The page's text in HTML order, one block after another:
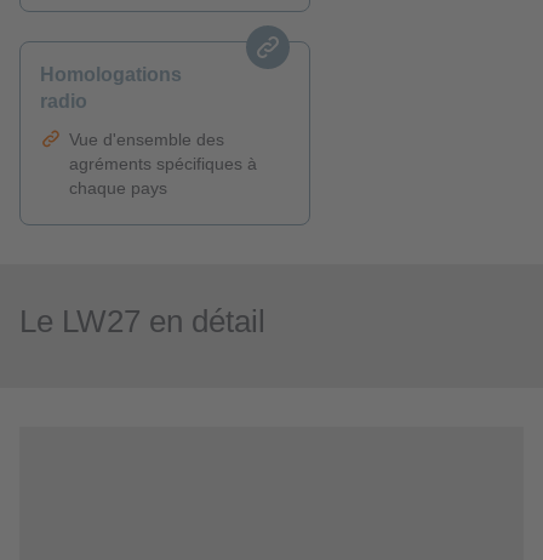
Homologations
radio
Vue d'ensemble des
agréments spécifiques à
chaque pays
Le LW27 en détail